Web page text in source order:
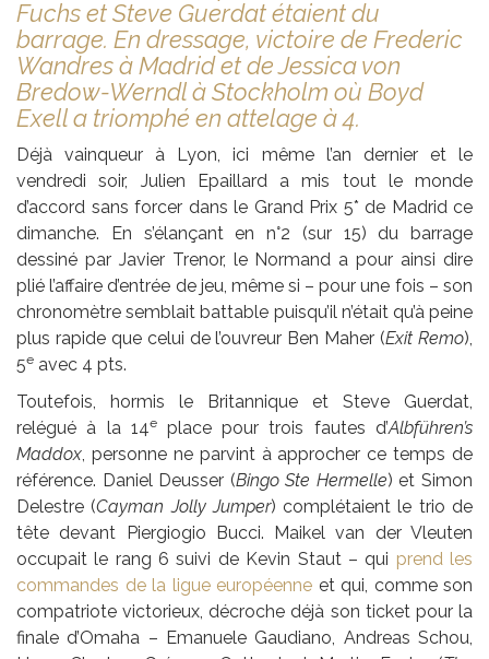
Fuchs et Steve Guerdat étaient du
barrage. En dressage, victoire de Frederic
Wandres à Madrid et de Jessica von
Bredow-Werndl à Stockholm où Boyd
Exell a triomphé en attelage à 4.
Déjà vainqueur à Lyon, ici même l’an dernier et le
vendredi soir, Julien Epaillard a mis tout le monde
d’accord sans forcer dans le Grand Prix 5* de Madrid ce
dimanche. En s’élançant en n°2 (sur 15) du barrage
dessiné par Javier Trenor, le Normand a pour ainsi dire
plié l’affaire d’entrée de jeu, même si – pour une fois – son
chronomètre semblait battable puisqu’il n’était qu’à peine
plus rapide que celui de l’ouvreur Ben Maher (Exit Remo),
5e avec 4 pts.
Toutefois, hormis le Britannique et Steve Guerdat,
relégué à la 14e place pour trois fautes d’Albführen’s
Maddox, personne ne parvint à approcher ce temps de
référence. Daniel Deusser (Bingo Ste Hermelle) et Simon
Delestre (Cayman Jolly Jumper) complétaient le trio de
tête devant Piergiogio Bucci. Maikel van der Vleuten
occupait le rang 6 suivi de Kevin Staut – qui prend les
commandes de la ligue européenne et qui, comme son
compatriote victorieux, décroche déjà son ticket pour la
finale d’Omaha – Emanuele Gaudiano, Andreas Schou,